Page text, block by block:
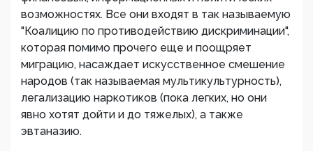
возможностях. Все они входят в так называемую
"Коалицию по противодействию дискриминации",
которая помимо прочего еще и поощряет
миграцию, насаждает искусственное смешение
народов (так называемая мультикультурность),
легализацию наркотиков (пока легких, но они
явно хотят дойти и до тяжелых), а также
эвтаназию.